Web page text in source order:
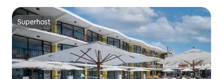
Superhost
Superhost